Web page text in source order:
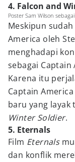
4. Falcon and
Poster Sam Wilson
Meskipun
America oleh
menghadapi
sebagai Captain
Karena itu
Captain
baru yang layak
Winter Soldier.
5. Eternals
Film Eternals
dan konflik